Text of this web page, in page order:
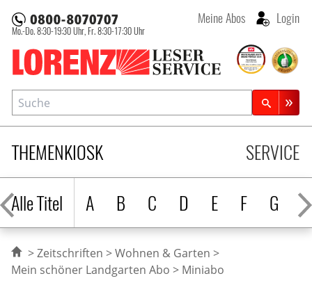
Lorenz Leserservice
Mo.-Do. 8:30-19:30 Uhr, Fr. 8:30-17:30 Uhr
Meine Abos Login
THEMENKIOSK
Alle Titel
A B C D E F G H
SERVICE
Suche
Zeitschriftensuche
Zeitschriften
Wohnen & Garten
Mein schöner Landgarten Abo
Miniabo